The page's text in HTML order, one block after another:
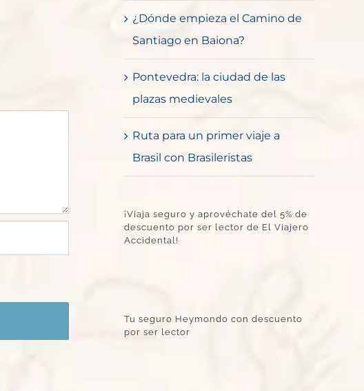
¿Dónde empieza el Camino de
Santiago en Baiona?
Pontevedra: la ciudad de las
plazas medievales
Ruta para un primer viaje a
Brasil con Brasileristas
¡Viaja seguro y aprovéchate del 5% de
descuento por ser lector de El Viajero
Accidental!
Tu seguro Heymondo con descuento
por ser lector